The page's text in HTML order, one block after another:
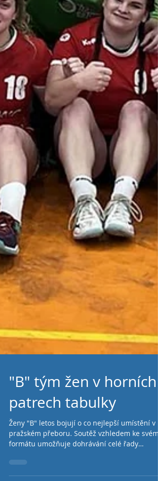
"B" tým žen v horních